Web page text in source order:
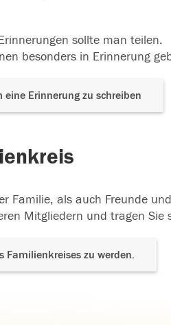
sollte man teilen.
besonders in Erinnerung
Erinnerung zu schreiben
Familie, als auch Freunde
Mitgliedern und tragen Sie
Familienkreises zu werden.